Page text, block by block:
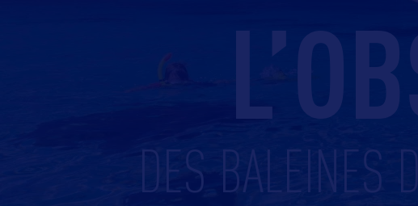
DES BALEINES